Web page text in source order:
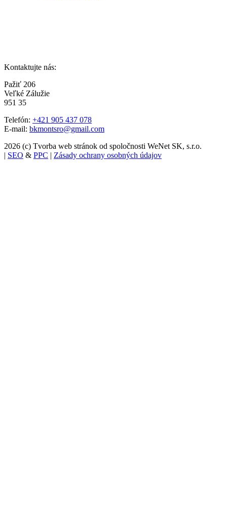
Kontaktujte nás:
Pažiť 206
Veľké Zálužie
951 35
Telefón: +421 905 437 078
E-mail: bkmontsro@gmail.com
2026 (c) Tvorba web stránok od spoločnosti WeNet SK, s.r.o.
| SEO & PPC | Zásady ochrany osobných údajov